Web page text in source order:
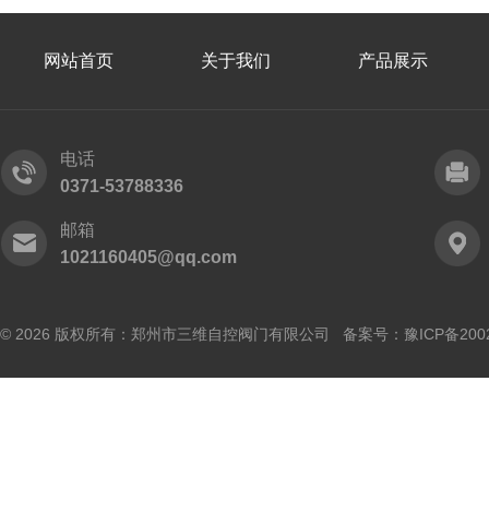
网站首页 关于我们 产品展示
电话
0371-53788336
邮箱
1021160405@qq.com
© 2026 版权所有：郑州市三维自控阀门有限公司 备案号： 豫ICP备